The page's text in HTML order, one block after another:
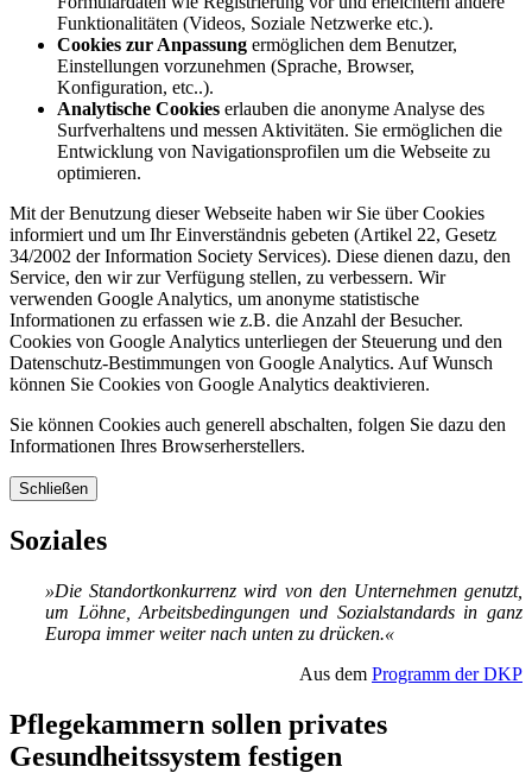
Funktionalitäten (Videos, Soziale Netzwerke etc.).
Cookies zur Anpassung ermöglichen dem Benutzer,
Einstellungen vorzunehmen (Sprache, Browser,
Konfiguration, etc..).
Analytische Cookies erlauben die anonyme Analyse des
Surfverhaltens und messen Aktivitäten. Sie ermöglichen die
Entwicklung von Navigationsprofilen um die Webseite zu
optimieren.
Mit der Benutzung dieser Webseite haben wir Sie über Cookies
informiert und um Ihr Einverständnis gebeten (Artikel 22, Gesetz
34/2002 der Information Society Services). Diese dienen dazu, den
Service, den wir zur Verfügung stellen, zu verbessern. Wir
verwenden Google Analytics, um anonyme statistische
Informationen zu erfassen wie z.B. die Anzahl der Besucher.
Cookies von Google Analytics unterliegen der Steuerung und den
Datenschutz-Bestimmungen von Google Analytics. Auf Wunsch
können Sie Cookies von Google Analytics deaktivieren.
Sie können Cookies auch generell abschalten, folgen Sie dazu den
Informationen Ihres Browserherstellers.
Schließen
Soziales
»Die Stand­ort­kon­kur­renz wird von den Un­ter­neh­men ge­nutzt,
um Löh­ne, Ar­beits­be­din­gun­gen und So­zi­al­stan­dards in ganz
Eu­ro­pa im­mer wei­ter nach un­ten zu drü­cken.«
Aus dem Programm der DKP
Pflegekammern sollen privates
Gesundheitssystem festigen